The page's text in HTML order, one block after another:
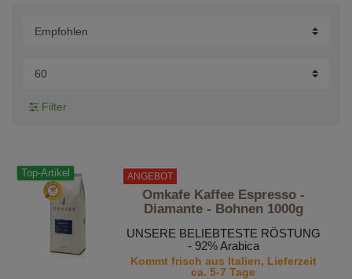
Filter
Top-Artikel ANGEBOT
Omkafe Kaffee Espresso -
Diamante - Bohnen 1000g
UNSERE BELIEBTESTE RÖSTUNG
- 92% Arabica
Kommt frisch aus Italien, Lieferzeit
ca. 5-7 Tage